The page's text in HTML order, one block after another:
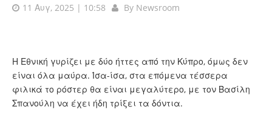
11 Αυγ, 2025 | 10:58 By Newsroom
Η Εθνική γυρίζει με δύο ήττες από την Κύπρο, όμως δεν
είναι όλα μαύρα. Ίσα-ίσα, στα επόμενα τέσσερα
φιλικά το ρόστερ θα είναι μεγαλύτερο, με τον Βασίλη
Σπανούλη να έχει ήδη τρίξει τα δόντια.